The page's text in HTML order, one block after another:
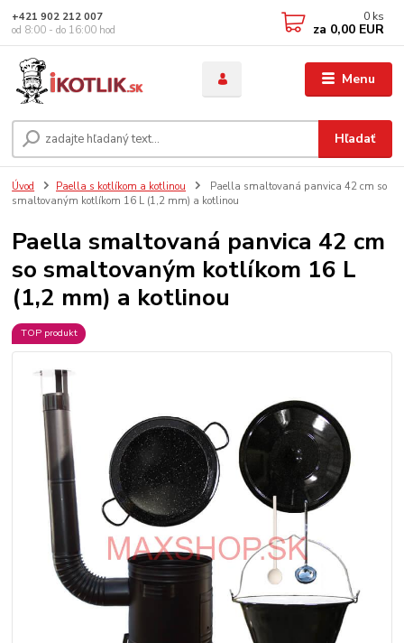
Menu
Hľadať
+421 902 212 007
od 8:00 - do 16:00 hod
0 ks
za 0,00 EUR
Úvod Paella s kotlíkom a kotlinou
Paella smaltovaná panvica 42 cm so
smaltovaným kotlíkom 16 L (1,2 mm) a kotlinou
Paella smaltovaná panvica 42 cm
so smaltovaným kotlíkom 16 L
(1,2 mm) a kotlinou
TOP produkt